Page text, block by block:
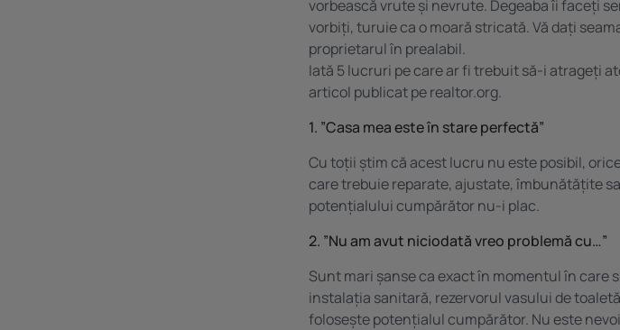
vorbească vrute și nevrute. Degeaba îi faceți
vorbiți, turuie ca o moară stricată. Vă dați
proprietarul în prealabil.
Iată 5 lucruri pe care ar fi trebuit să-i atrageți
articol publicat perealtor.org.
1. ”Casa mea este în stare perfectă”
Cu toții știm că acest lucru nu este posibil,
care trebuie reparate, ajustate, îmbunătățite
potențialului cumpărător nu-i plac.
2. ”Nu am avut niciodată vreo problemă cu…”
Sunt mari șanse ca exact în momentul în care
instalația sanitară, rezervorul vasului de
folosește potențialul cumpărător. Nu este